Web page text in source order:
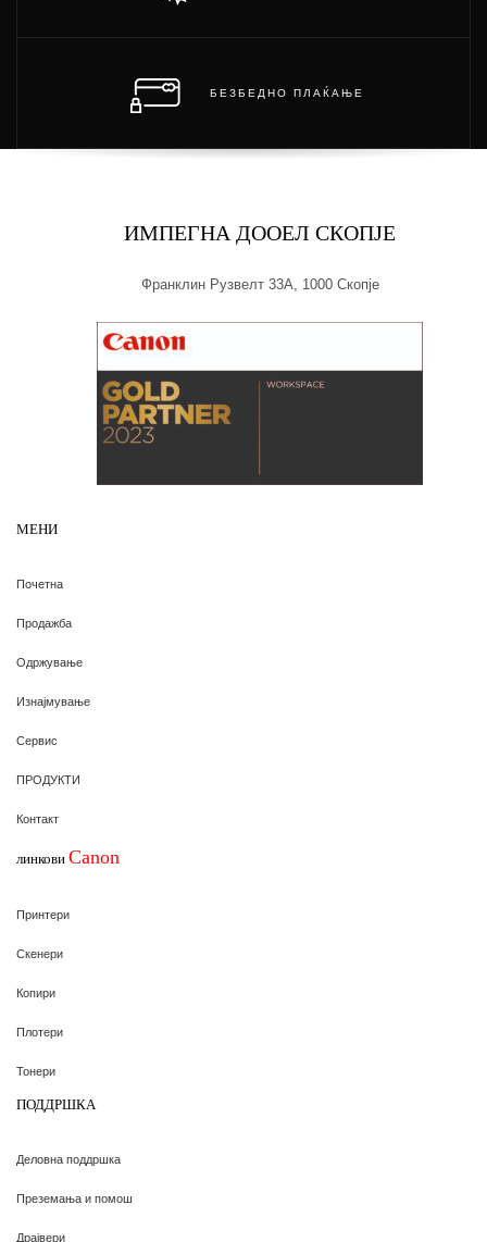
БЕЗБЕДНО ПЛАЌАЊЕ
ИМПЕГНА ДООЕЛ СКОПЈЕ
Франклин Рузвелт 33А, 1000 Скопје
МЕНИ
Почетна
Продажба
Одржување
Изнајмување
Сервис
ПРОДУКТИ
Контакт
линкови Canon
Принтери
Скенери
Копири
Плотери
Тонери
ПОДДРШКА
Деловна поддршка
Преземања и помош
Драјвери